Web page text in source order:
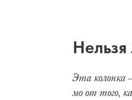
Эта ко­лон­ка
мо от то­го,